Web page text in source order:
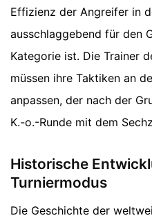
Effizienz der Angreifer in
ausschlaggebend für den
Kategorie ist. Die Trainer
müssen ihre Taktiken an
anpassen, der nach der
K.-o.-Runde mit dem
Historische
Turniermodus
Die Geschichte der